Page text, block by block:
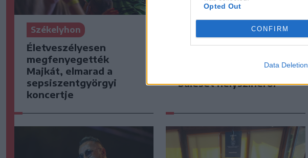
Opted Out
CONFIRM
Data Deletion
Székelyhon
Életveszélyesen
megfenyegették
Majkát, elmarad a
sepsiszentgyörgyi
koncertje
Medvét ütött el egy
tudott menekülni a
baleset helyszínéről